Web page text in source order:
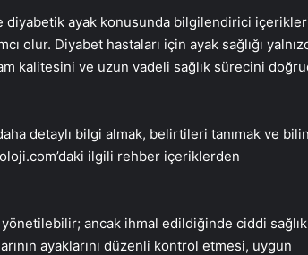
diyabetik ayak konusunda bilgilendirici
olur. Diyabet hastaları için ayak sağlığı
kalitesini ve uzun vadeli sağlık sürecini
detaylı bilgi almak, belirtileri tanımak ve
ilgili rehber içeriklerden
ancak ihmal edildiğinde ciddi sağlık
ayaklarını düzenli kontrol etmesi, uygun
Tasarım Ajansı